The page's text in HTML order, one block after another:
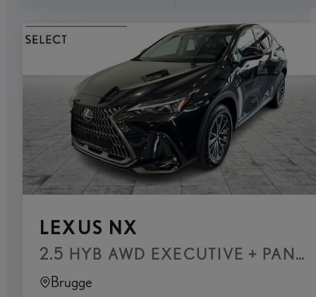
LEXUS NX
2.5 HYB AWD EXECUTIVE + PANO
Brugge